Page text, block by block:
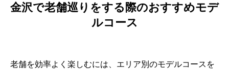
金沢で老舗巡りをする際のおすすめモデ
ルコース
老舗を効率よく楽しむには、エリア別のモデルコースを